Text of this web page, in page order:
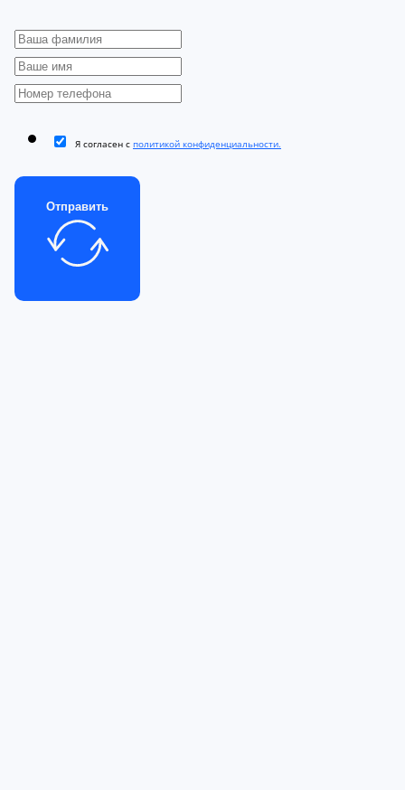
Я согласен с политикой конфиденциальности.
Отправить